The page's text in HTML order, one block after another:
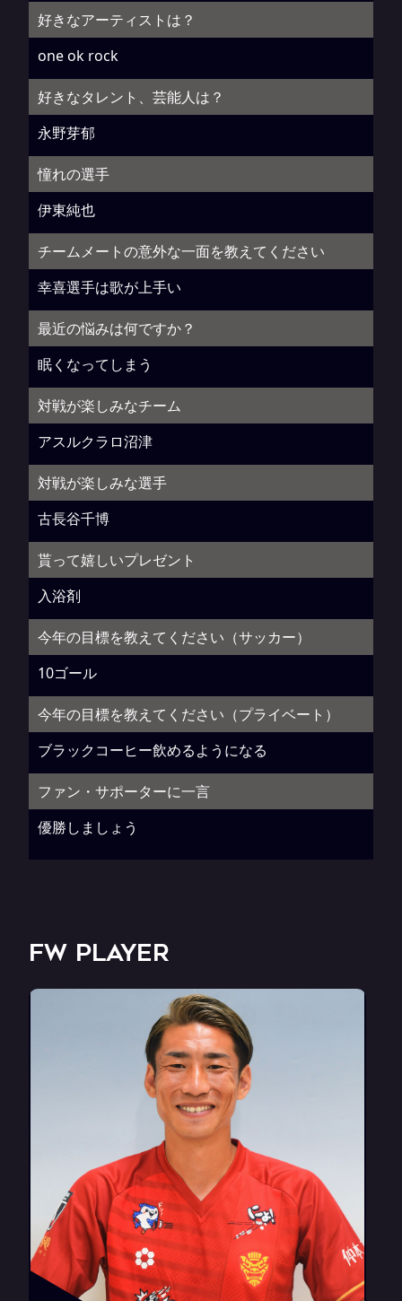
好きなアーティストは？
one ok rock
好きなタレント、芸能人は？
永野芽郁
憧れの選手
伊東純也
チームメートの意外な一面を教えてください
幸喜選手は歌が上手い
最近の悩みは何ですか？
眠くなってしまう
対戦が楽しみなチーム
アスルクラロ沼津
対戦が楽しみな選手
古長谷千博
貰って嬉しいプレゼント
入浴剤
今年の目標を教えてください（サッカー）
10ゴール
今年の目標を教えてください（プライベート）
ブラックコーヒー飲めるようになる
ファン・サポーターに一言
優勝しましょう
FW PLAYER